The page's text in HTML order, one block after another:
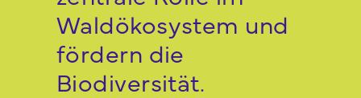
Waldökosystem und
fördern die
Biodiversität.